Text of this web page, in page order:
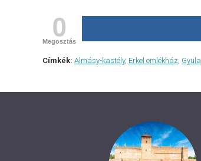
0
Megosztás
Címkék: Almásy-kastély, Erkel emlékház, Gyula